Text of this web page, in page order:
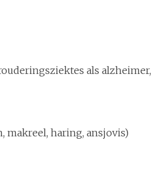
als alzheimer,
makreel, haring, ansjovis)